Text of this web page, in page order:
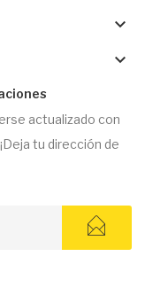
keyboard_arrow_down
keyboard_arrow_down
actualizado con
tu dirección de